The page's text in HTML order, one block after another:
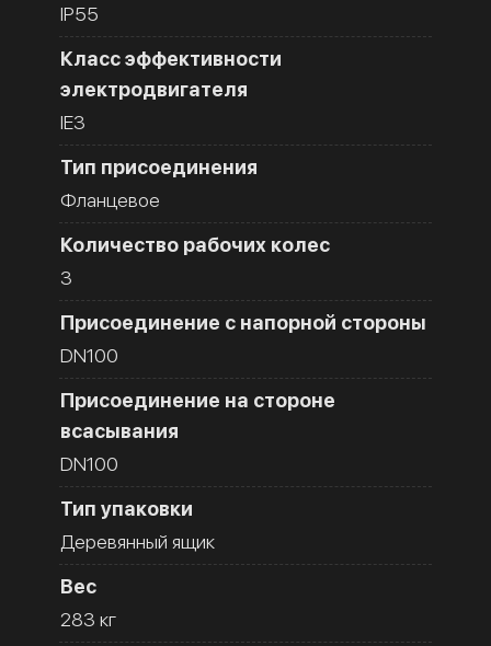
IP55
Класс эффективности
электродвигателя
IE3
Тип присоединения
Фланцевое
Количество рабочих колес
3
Присоединение с напорной стороны
DN100
Присоединение на стороне
всасывания
DN100
Тип упаковки
Деревянный ящик
Вес
283 кг